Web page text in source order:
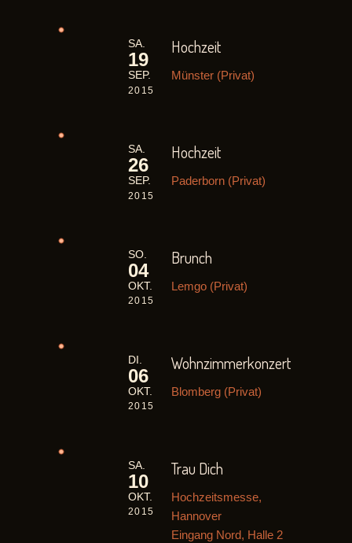
SA.
19
SEP.
2015
Hochzeit
Münster (Privat)
SA.
26
SEP.
2015
Hochzeit
Paderborn (Privat)
SO.
04
OKT.
2015
Brunch
Lemgo (Privat)
DI.
06
OKT.
2015
Wohnzimmerkonzert
Blomberg (Privat)
SA.
10
OKT.
2015
Trau Dich
Hochzeitsmesse,
Hannover
Eingang Nord, Halle 2